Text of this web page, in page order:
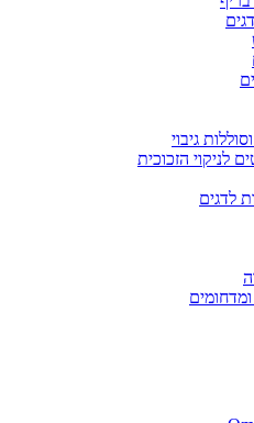
גיבוי
לניקוי הזכוכית
לדגים